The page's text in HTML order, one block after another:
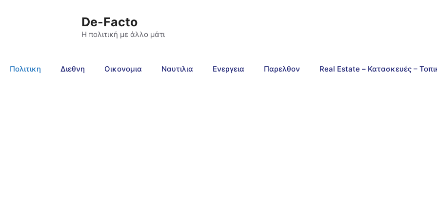
De-Facto
Η πολιτική με άλλο μάτι
Πολιτικη Διεθνη Οικονομια Ναυτιλια Ενεργεια Παρελθον Real Estate – Κατασκευές –